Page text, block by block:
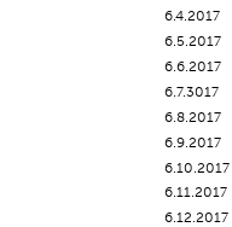
6.4.2017
6.5.2017
6.6.2017
6.7.3017
6.8.2017
6.9.2017
6.10.2017
6.11.2017
6.12.2017